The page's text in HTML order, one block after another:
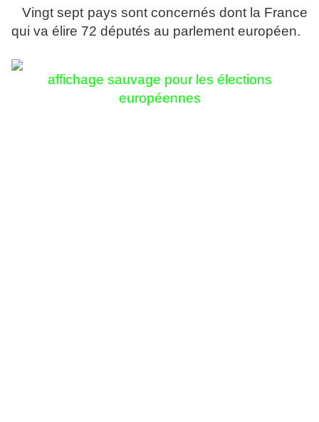
Vingt sept pays sont concernés dont la France
qui va élire 72 députés au parlement européen.
affichage sauvage pour les élections
européennes